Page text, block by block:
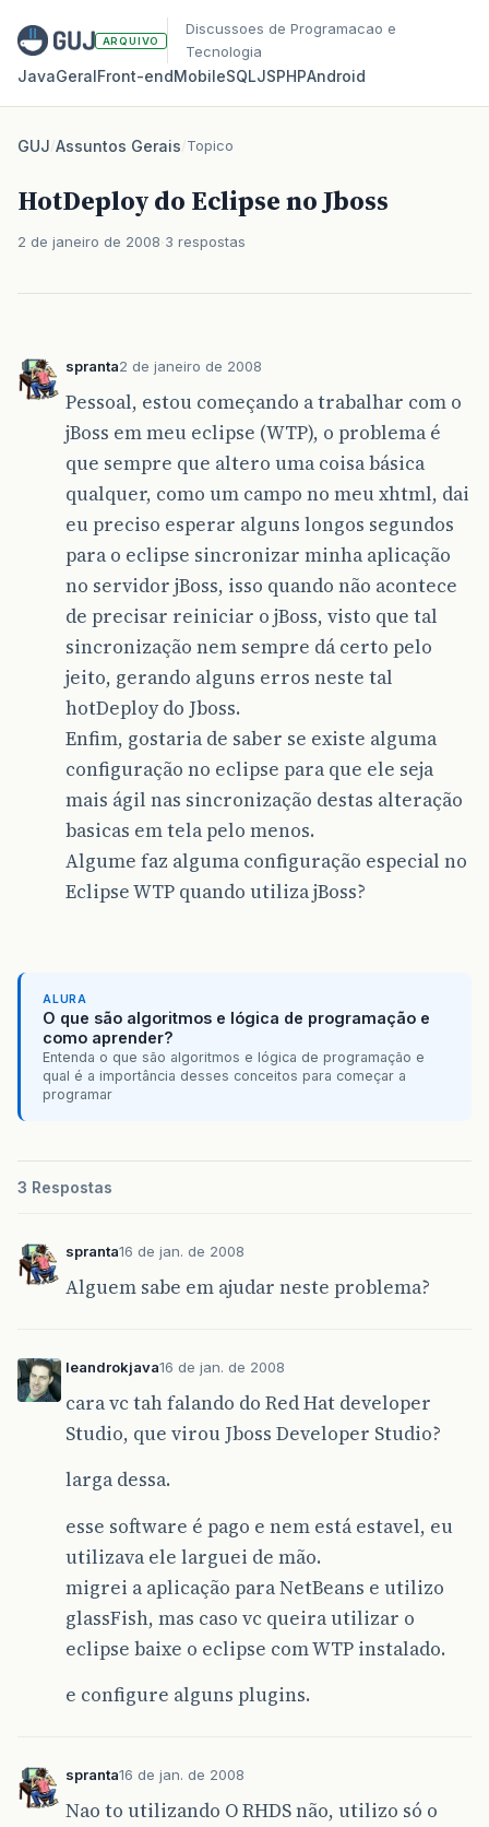
ARQUIVO
Discussoes de Programacao e
Tecnologia
JavaGeralFront‑endMobileSQLJSPHPAndroid
GUJ/Assuntos Gerais/Topico
HotDeploy do Eclipse no Jboss
2 de janeiro de 2008 3 respostas
spranta2 de janeiro de 2008
Pessoal, estou começando a trabalhar com o
jBoss em meu eclipse (WTP), o problema é
que sempre que altero uma coisa básica
qualquer, como um campo no meu xhtml, dai
eu preciso esperar alguns longos segundos
para o eclipse sincronizar minha aplicação
no servidor jBoss, isso quando não acontece
de precisar reiniciar o jBoss, visto que tal
sincronização nem sempre dá certo pelo
jeito, gerando alguns erros neste tal
hotDeploy do Jboss.
Enfim, gostaria de saber se existe alguma
configuração no eclipse para que ele seja
mais ágil nas sincronização destas alteração
basicas em tela pelo menos.
Algume faz alguma configuração especial no
Eclipse WTP quando utiliza jBoss?
ALURA
O que são algoritmos e lógica de programação e
como aprender?
Entenda o que são algoritmos e lógica de programação e
qual é a importância desses conceitos para começar a
programar
3 Respostas
spranta16 de jan. de 2008
Alguem sabe em ajudar neste problema?
leandrokjava16 de jan. de 2008
cara vc tah falando do Red Hat developer
Studio, que virou Jboss Developer Studio?
larga dessa.
esse software é pago e nem está estavel, eu
utilizava ele larguei de mão.
migrei a aplicação para NetBeans e utilizo
glassFish, mas caso vc queira utilizar o
eclipse baixe o eclipse com WTP instalado.
e configure alguns plugins.
spranta16 de jan. de 2008
Nao to utilizando O RHDS não, utilizo só o